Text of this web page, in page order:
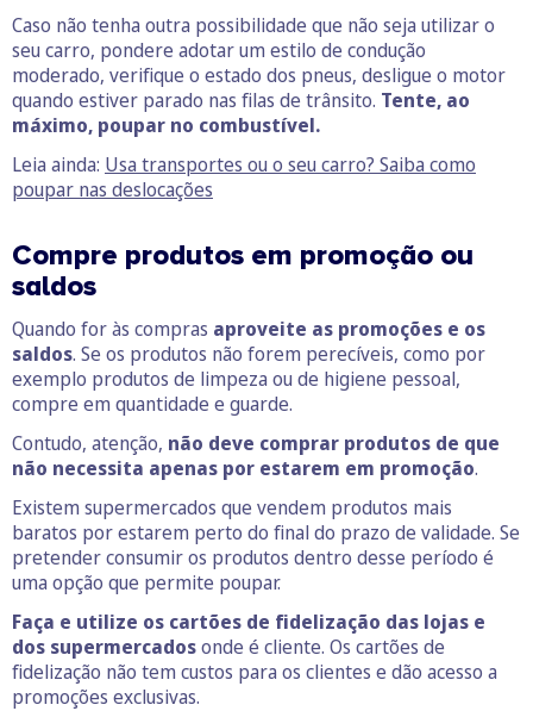
Caso não tenha outra possibilidade que não seja utilizar o
seu carro, pondere adotar um estilo de condução
moderado, verifique o estado dos pneus, desligue o motor
quando estiver parado nas filas de trânsito. Tente, ao
máximo, poupar no combustível.
Leia ainda: Usa transportes ou o seu carro? Saiba como
poupar nas deslocações
Compre produtos em promoção ou
saldos
Quando for às compras aproveite as promoções e os
saldos. Se os produtos não forem perecíveis, como por
exemplo produtos de limpeza ou de higiene pessoal,
compre em quantidade e guarde.
Contudo, atenção, não deve comprar produtos de que
não necessita apenas por estarem em promoção.
Existem supermercados que vendem produtos mais
baratos por estarem perto do final do prazo de validade. Se
pretender consumir os produtos dentro desse período é
uma opção que permite poupar.
Faça e utilize os cartões de fidelização das lojas e
dos supermercadosonde é cliente. Os cartões de
fidelização não tem custos para os clientes e dão acesso a
promoções exclusivas.